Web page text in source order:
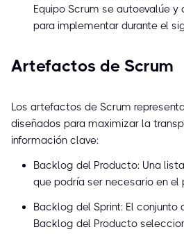
Equipo Scrum se autoevalúe y
para implementar durante el
Artefactos de Scrum
Los artefactos de Scrum
diseñados para maximizar la
información clave:
Backlog del Producto: Una
que podría ser necesario en el
Backlog del Sprint: El conjunto
Backlog del Producto